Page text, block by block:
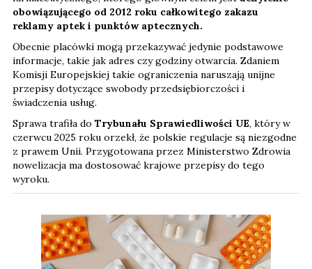
obowiązującego od 2012 roku całkowitego zakazu
reklamy aptek i punktów aptecznych.
Obecnie placówki mogą przekazywać jedynie podstawowe
informacje, takie jak adres czy godziny otwarcia. Zdaniem
Komisji Europejskiej takie ograniczenia naruszają unijne
przepisy dotyczące swobody przedsiębiorczości i
świadczenia usług.
Sprawa trafiła do Trybunału Sprawiedliwości UE, który w
czerwcu 2025 roku orzekł, że polskie regulacje są niezgodne
z prawem Unii. Przygotowana przez Ministerstwo Zdrowia
nowelizacja ma dostosować krajowe przepisy do tego
wyroku.